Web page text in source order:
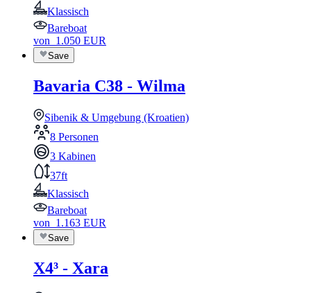
Klassisch
Bareboat
von 1.050 EUR
Save
Bavaria C38 - Wilma
Sibenik & Umgebung (Kroatien)
8 Personen
3 Kabinen
37ft
Klassisch
Bareboat
von 1.163 EUR
Save
X4³ - Xara